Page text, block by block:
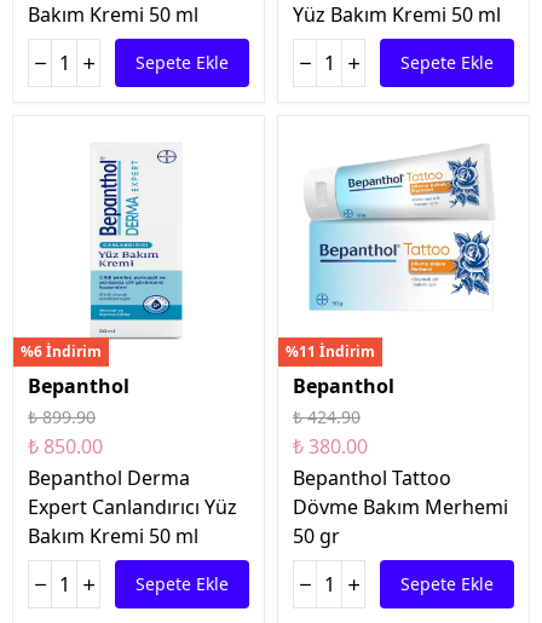
Bakım Kremi 50 ml
Sepete Ekle
Yüz Bakım Kremi 50 ml
Sepete Ekle
%6 İndirim
Bepanthol
₺ 899.90
₺ 850.00
Bepanthol Derma
Expert Canlandırıcı Yüz
Bakım Kremi 50 ml
Sepete Ekle
%11 İndirim
Bepanthol
₺ 424.90
₺ 380.00
Bepanthol Tattoo
Dövme Bakım Merhemi
50 gr
Sepete Ekle